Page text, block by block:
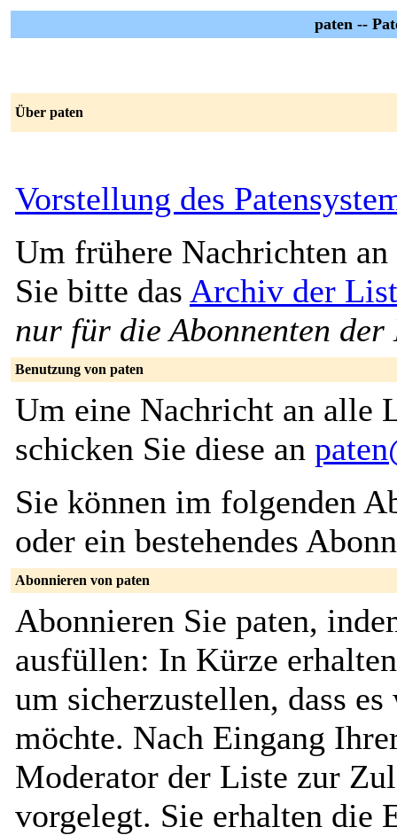
paten --
Über paten
Vorstellung des
Um frühere Nachrichten an
Sie bitte das Archiv der
nur für die Abonnenten
Benutzung von paten
Um eine Nachricht an alle
schicken Sie diese an
Sie können im folgenden
oder ein bestehendes
Abonnieren von paten
Abonnieren Sie paten,
ausfüllen: In Kürze
um sicherzustellen, dass
möchte. Nach Eingang
Moderator der Liste zur
vorgelegt. Sie erhalten die